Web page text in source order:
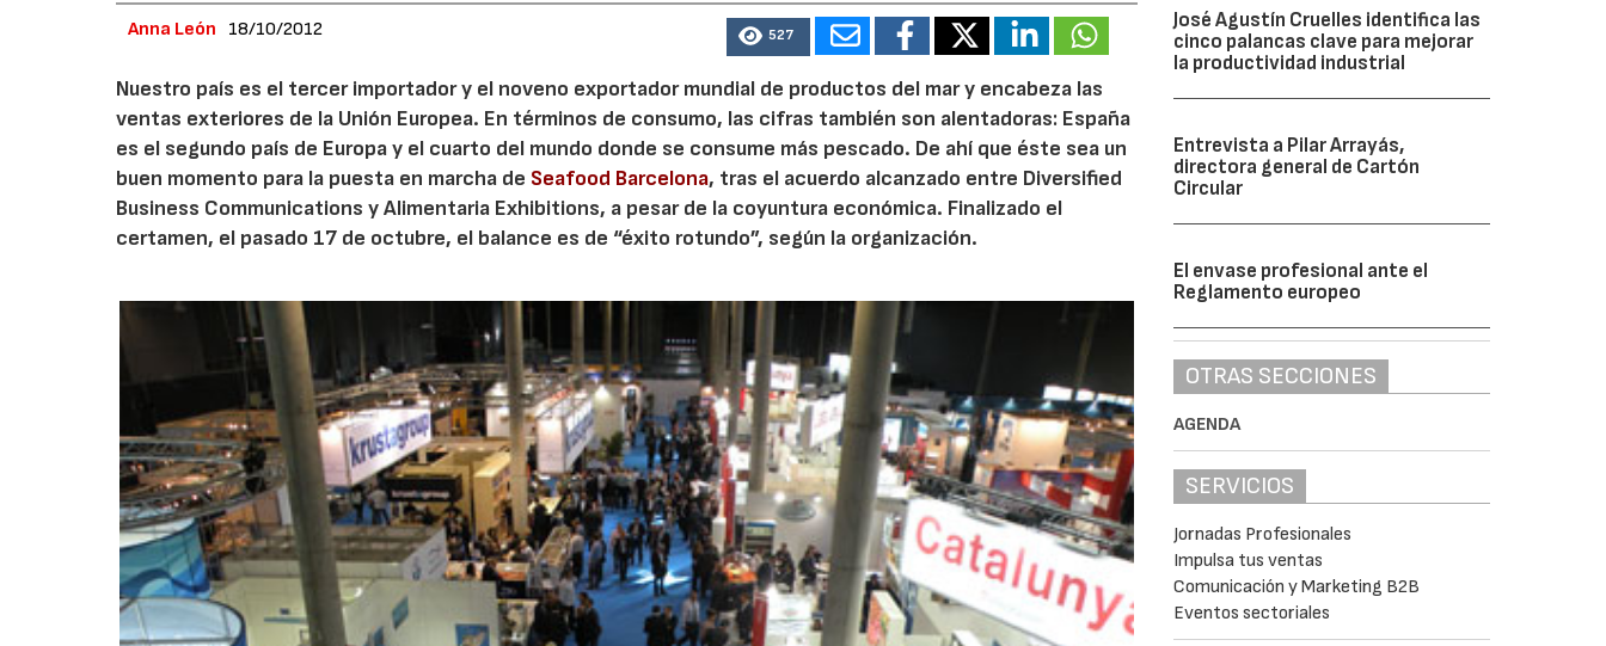
Anna León 18/10/2012 527
Nuestro país es el tercer importador y el noveno exportador mundial de productos del mar y encabeza las
ventas exteriores de la Unión Europea. En términos de consumo, las cifras también son alentadoras: España
es el segundo país de Europa y el cuarto del mundo donde se consume más pescado. De ahí que éste sea un
buen momento para la puesta en marcha de Seafood Barcelona, tras el acuerdo alcanzado entre Diversified
Business Communications y Alimentaria Exhibitions, a pesar de la coyuntura económica. Finalizado el
certamen, el pasado 17 de octubre, el balance es de “éxito rotundo”, según la organización.
José Agustín Cruelles identifica las
cinco palancas clave para mejorar
la productividad industrial
Entrevista a Pilar Arrayás,
directora general de Cartón
Circular
El envase profesional ante el
Reglamento europeo
OTRAS SECCIONES
AGENDA
SERVICIOS
Jornadas Profesionales
Impulsa tus ventas
Comunicación y Marketing B2B
Eventos sectoriales